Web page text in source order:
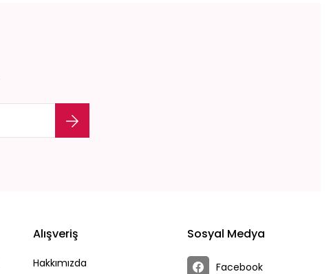
Alışveriş
Hakkımızda
Sosyal Medya
Facebook